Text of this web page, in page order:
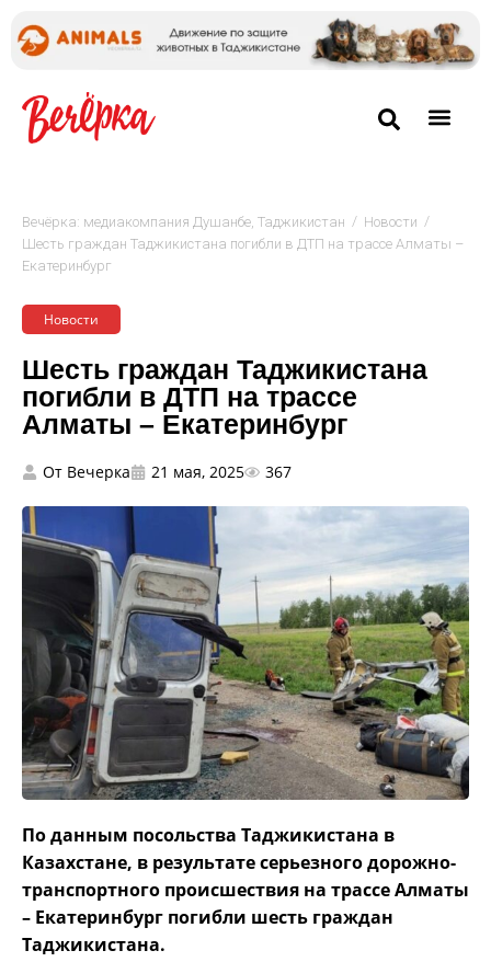
Вечёрка: медиакомпания Душанбе, Таджикистан / Новости /
Шесть граждан Таджикистана погибли в ДТП на трассе Алматы –
Екатеринбург
Новости
Шесть граждан Таджикистана
погибли в ДТП на трассе
Алматы – Екатеринбург
От Вечерка 21 мая, 2025 367
По данным посольства Таджикистана в
Казахстане, в результате серьезного дорожно-
транспортного происшествия на трассе Алматы
– Екатеринбург погибли шесть граждан
Таджикистана.